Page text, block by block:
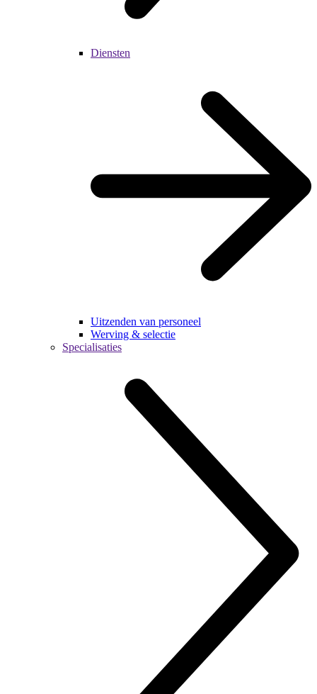
Diensten
Uitzenden van personeel
Werving & selectie
Specialisaties